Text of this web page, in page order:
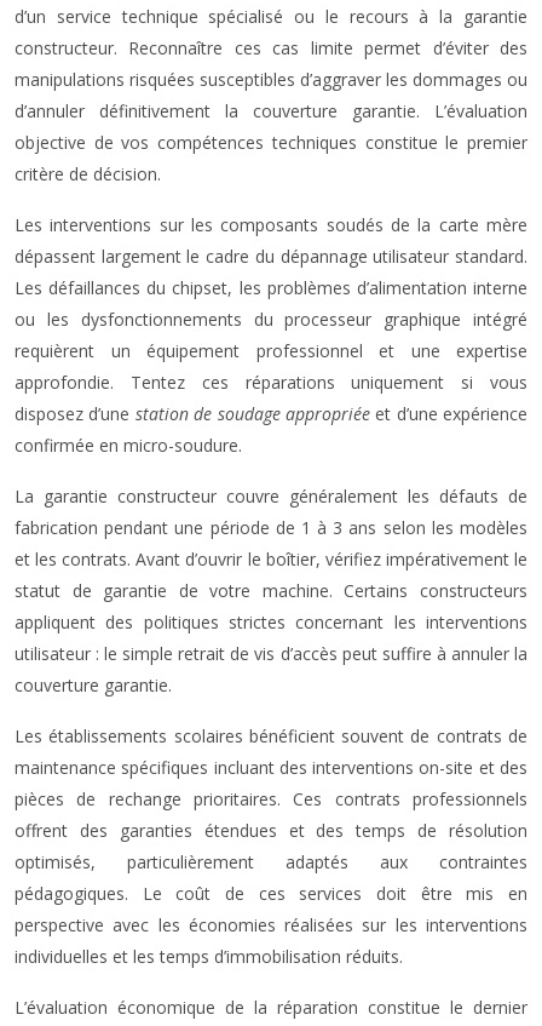
d’un service technique spécialisé ou le recours à la garantie
constructeur. Reconnaître ces cas limite permet d’éviter des
manipulations risquées susceptibles d’aggraver les dommages ou
d’annuler définitivement la couverture garantie. L’évaluation
objective de vos compétences techniques constitue le premier
critère de décision.
Les interventions sur les composants soudés de la carte mère
dépassent largement le cadre du dépannage utilisateur standard.
Les défaillances du chipset, les problèmes d’alimentation interne
ou les dysfonctionnements du processeur graphique intégré
requièrent un équipement professionnel et une expertise
approfondie. Tentez ces réparations uniquement si vous
disposez d’une station de soudage appropriéeet d’une expérience
confirmée en micro-soudure.
La garantie constructeur couvre généralement les défauts de
fabrication pendant une période de 1 à 3 ans selon les modèles
et les contrats. Avant d’ouvrir le boîtier, vérifiez impérativement le
statut de garantie de votre machine. Certains constructeurs
appliquent des politiques strictes concernant les interventions
utilisateur : le simple retrait de vis d’accès peut suffire à annuler la
couverture garantie.
Les établissements scolaires bénéficient souvent de contrats de
maintenance spécifiques incluant des interventions on-site et des
pièces de rechange prioritaires. Ces contrats professionnels
offrent des garanties étendues et des temps de résolution
optimisés, particulièrement adaptés aux contraintes
pédagogiques. Le coût de ces services doit être mis en
perspective avec les économies réalisées sur les interventions
individuelles et les temps d’immobilisation réduits.
L’évaluation économique de la réparation constitue le dernier